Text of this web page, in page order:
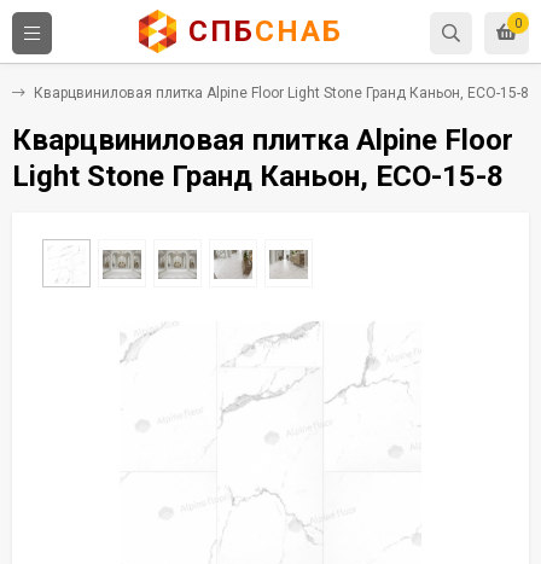
0
СПБСНАБ
Кварцвиниловая плитка Alpine Floor Light Stone Гранд Каньон, ECO-15-8
Кварцвиниловая плитка Alpine Floor
Light Stone Гранд Каньон, ECO-15-8